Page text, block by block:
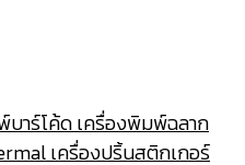
บาร์โค้ด เครื่องพิมพ์ฉลาก
เครื่องปริ้นสติกเกอร์